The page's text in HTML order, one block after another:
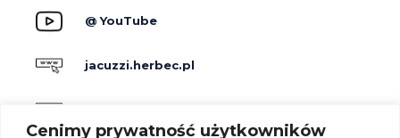
Cenimy prywatność użytkowników
@ YouTube
jacuzzi.herbec.pl